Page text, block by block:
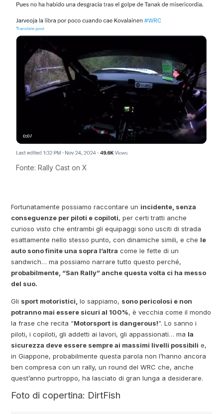
Fonte: Rally Cast on X
Fortunatamente possiamo raccontare un incidente, senza
conseguenze per piloti e copiloti, per certi tratti anche
curioso visto che entrambi gli equipaggi sono usciti di strada
esattamente nello stesso punto, con dinamiche simili, e che le
auto sono finite una sopra l’altra come le fette di un
sandwich… ma possiamo narrare tutto questo perché,
probabilmente, “San Rally” anche questa volta ci ha messo
del suo.
Gli sport motoristici, lo sappiamo, sono pericolosi e non
potranno mai essere sicuri al 100%, è vecchia come il mondo
la frase che recita “Motorsport is dangerous!”. Lo sanno i
piloti, i copiloti, gli addetti ai lavori, gli appassionati… ma la
sicurezza deve essere sempre ai massimi livelli possibili e,
in Giappone, probabilmente questa parola non l’hanno ancora
ben compresa con un rally, un round del WRC che, anche
quest’anno purtroppo, ha lasciato di gran lunga a desiderare.
Foto di copertina: DirtFish